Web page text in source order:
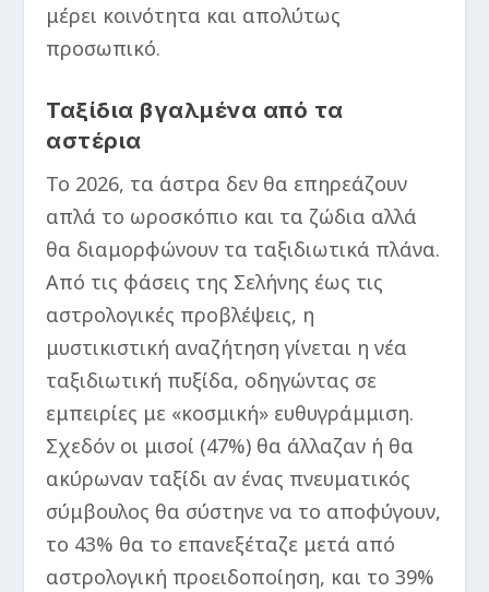
μέρει κοινότητα και απολύτως
προσωπικό.
Ταξίδια βγαλμένα από τα
αστέρια
Το 2026, τα άστρα δεν θα επηρεάζουν
απλά το ωροσκόπιο και τα ζώδια αλλά
θα διαμορφώνουν τα ταξιδιωτικά πλάνα.
Από τις φάσεις της Σελήνης έως τις
αστρολογικές προβλέψεις, η
μυστικιστική αναζήτηση γίνεται η νέα
ταξιδιωτική πυξίδα, οδηγώντας σε
εμπειρίες με «κοσμική» ευθυγράμμιση.
Σχεδόν οι μισοί (47%) θα άλλαζαν ή θα
ακύρωναν ταξίδι αν ένας πνευματικός
σύμβουλος θα σύστηνε να το αποφύγουν,
το 43% θα το επανεξέταζε μετά από
αστρολογική προειδοποίηση, και το 39%